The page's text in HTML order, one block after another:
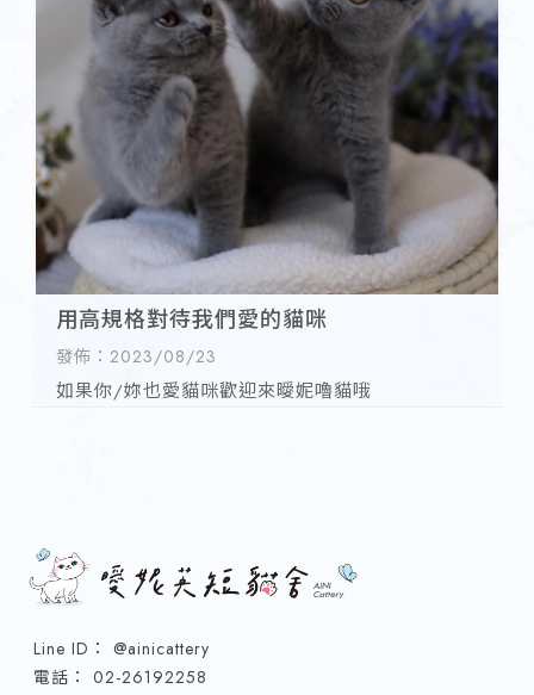
用高規格對待我們愛的貓咪
發佈：2023/08/23
如果你/妳也愛貓咪歡迎來曖妮嚕貓哦
@ainicattery
02-26192258